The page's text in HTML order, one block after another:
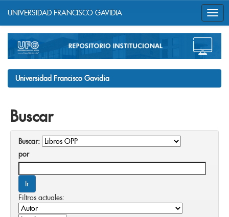
navigation
UNIVERSIDAD FRANCISCO GAVIDIA
Universidad Francisco Gavidia
Buscar
Buscar:
por
Filtros actuales: